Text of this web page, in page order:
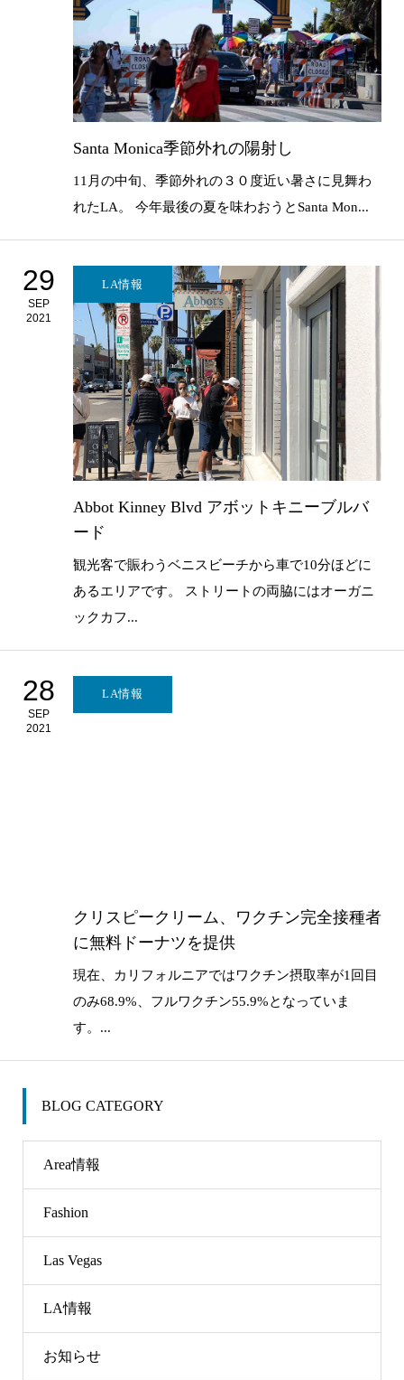
Santa Monica季節外れの陽射し
11月の中旬、季節外れの３０度近い暑さに見舞わ
れたLA。 今年最後の夏を味わおうとSanta Mon...
29
SEP
2021
LA情報
Abbot Kinney Blvd アボットキニーブルバ
ード
観光客で賑わうベニスビーチから車で10分ほどに
あるエリアです。 ストリートの両脇にはオーガニ
ックカフ...
28
SEP
2021
LA情報
クリスピークリーム、ワクチン完全接種者
に無料ドーナツを提供
現在、カリフォルニアではワクチン摂取率が1回目
のみ68.9%、フルワクチン55.9%となっていま
す。...
BLOG CATEGORY
Area情報
Fashion
Las Vegas
LA情報
お知らせ